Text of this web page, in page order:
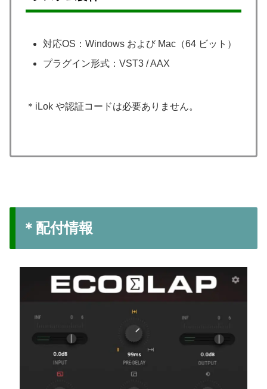
対応OS：Windows および Mac（64 ビット）
プラグイン形式：VST3 / AAX
＊iLok や認証コードは必要ありません。
＊配付情報